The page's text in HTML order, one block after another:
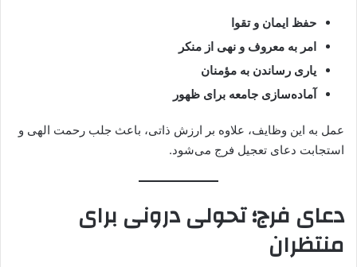
حفظ ایمان و تقوا
امر به معروف و نهی از منکر
یاری رساندن به مؤمنان
آماده‌سازی جامعه برای ظهور
عمل به این وظایف، علاوه بر ارزش ذاتی، باعث جلب رحمت الهی و
استجابت دعای تعجیل فرج می‌شود.
دعای فرج؛ تحولی درونی برای
منتظران